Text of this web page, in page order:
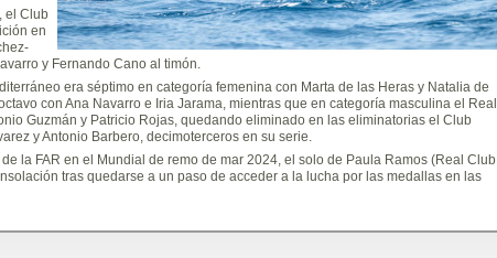
el Club
en
y Fernando Cano al timón.
era séptimo en categoría femenina con Marta de las Heras y Natalia de
con Ana Navarro e Iria Jarama, mientras que en categoría masculina el Real
Guzmán y Patricio Rojas, quedando eliminado en las eliminatorias el Club
y Antonio Barbero, decimoterceros en su serie.
la FAR en el Mundial de remo de mar 2024, el solo de Paula Ramos (Real Club
tras quedarse a un paso de acceder a la lucha por las medallas en las